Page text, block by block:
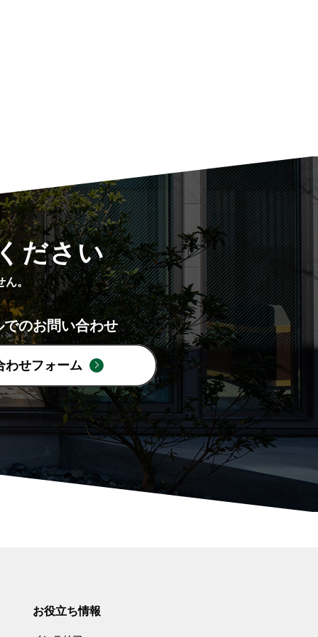
ださい
。
でのお問い合わせ
わせフォーム
お役立ち情報